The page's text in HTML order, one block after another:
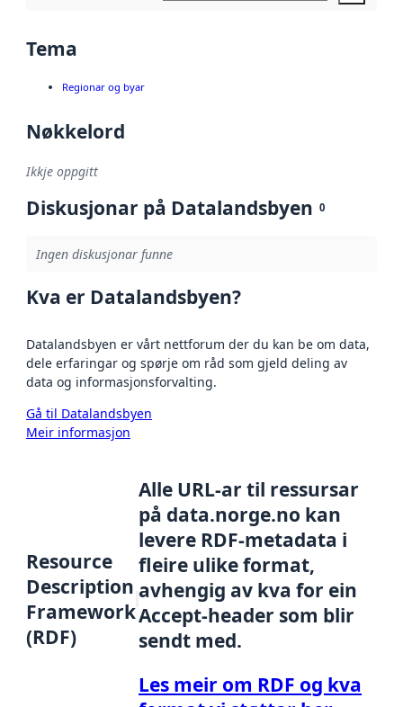
Tema
Regionar og byar
Nøkkelord
Ikkje oppgitt
Diskusjonar på Datalandsbyen 0
Ingen diskusjonar funne
Kva er Datalandsbyen?
Datalandsbyen er vårt nettforum der du kan be om data,
dele erfaringar og spørje om råd som gjeld deling av
data og informasjonsforvalting.
Gå til Datalandsbyen
Meir informasjon
Resource
Description
Framework
(RDF)
Alle URL-ar til ressursar
på data.norge.no kan
levere RDF-metadata i
fleire ulike format,
avhengig av kva for ein
Accept-header som blir
sendt med.
Les meir om RDF og kva